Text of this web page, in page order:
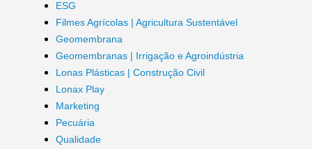
ESG
Filmes Agrícolas | Agricultura Sustentável
Geomembrana
Geomembranas | Irrigação e Agroindústria
Lonas Plásticas | Construção Civil
Lonax Play
Marketing
Pecuária
Qualidade